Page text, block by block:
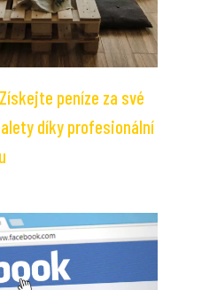
peníze za své
díky profesionální